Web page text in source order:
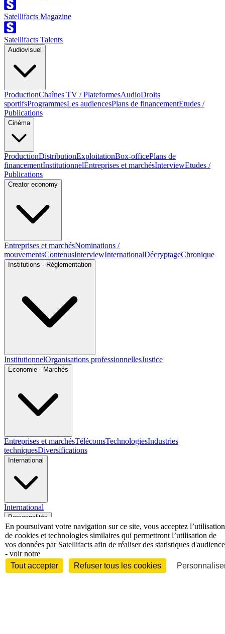
Satellifacts Magazine
Satellifacts Talents
Audiovisuel
ProductionChaînes TV / PlateformesAudioDroits
sportifsProgrammesLes audiencesPlans de financementEtudes /
Publications
Cinéma
ProductionDistributionExploitationBox-officePlans de
financementInstitutionnelEntreprises et marchésInterviewEtudes /
Publications
Creator economy
Entreprises et marchésNominations /
mouvementsContenusInterviewInternationalDécryptageChronique
Institutions - Réglementation
InstitutionnelOrganisations professionnellesJustice
Economie - Marchés
Entreprises et marchésTélécomsTechnologiesIndustries
techniquesDiversifications
International
International
Personnalités
InterviewBiographies
Nominations /
En poursuivant votre navigation sur ce site, vous acceptez l’utilisation
de cookies et technologies similaires qui permettront l’utilisation de
vos données par Satellifacts afin de réaliser des statistiques d'audience
- voir notre
Tout accepter
Refuser tous les cookies